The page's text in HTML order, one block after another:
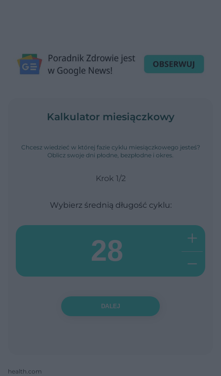
Kalkulator miesiączkowy
Chcesz wiedzieć w której fazie cyklu miesiączkowego jesteś?
Oblicz swoje dni płodne, bezpłodne i okres.
Krok 1/2
Wybierz średnią długość cyklu:
+
-
DALEJ
health.com